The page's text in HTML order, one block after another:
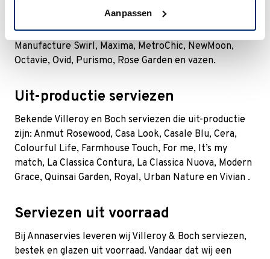
Aanpassen
Kristal, Dressed Up, Entrée, Fleur, La Divina,
Manufacture Rock, Manufacture Rock Blanc,
Manufacture Swirl, Maxima, MetroChic, NewMoon,
Octavie, Ovid, Purismo, Rose Garden en vazen.
Uit-productie serviezen
Bekende Villeroy en Boch serviezen die uit-productie
zijn: Anmut Rosewood, Casa Look, Casale Blu, Cera,
Colourful Life, Farmhouse Touch, For me, It’s my
match, La Classica Contura, La Classica Nuova, Modern
Grace, Quinsai Garden, Royal, Urban Nature en Vivian .
Serviezen uit voorraad
Bij Annaservies leveren wij Villeroy & Boch serviezen,
bestek en glazen uit voorraad. Vandaar dat wij een